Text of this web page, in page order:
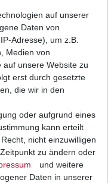
und
der
dass sie in
vor einem
sind, so wie
von
werden
auf unserer
Daten von
Adresse), um z.B.
Medien von
unsere Website zu
erst durch gesetzte
die wir in den
oder aufgrund eines
kann erteilt
nicht einzuwilligen
zu ändern oder
und weitere
Daten in unserer